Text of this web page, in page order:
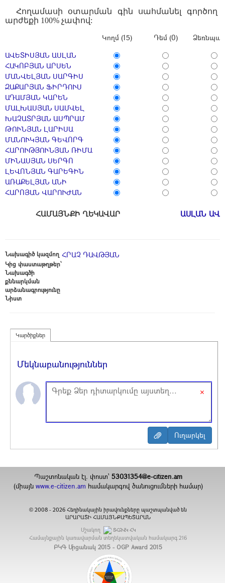
Հողամասի օտարման գին սահմանել գործող
արժեքի 100% չափով:
Կողմ (15) Դեմ (0)
ԱՎԵՏԻՍՅԱՆ ԱՍԼԱՆ
ՀԱԿՈԲՅԱՆ ԱՐՍԵՆ
ՄԱՆՎԵԼՅԱՆ ՍԱՐԳԻՍ
ԶԱՔԱՐՅԱՆ ՖԻՐԴՈՒՍ
ԱԴԱՄՅԱՆ ԿԱՐԵՆ
ՄԱԼԽԱՍՅԱՆ ՍԱՄՎԵԼ
ԽԱՉԱՏՐՅԱՆ ԱՍՊՐԱՄ
ԹՈՒՆՅԱՆ ԼԱՐԻՍԱ
ՄԱՆՈՒԿՅԱՆ ԳԵՎՈՐԳ
ՀԱՐՈՒԹՅՈՒՆՅԱՆ ՌԻՄԱ
ՄԻՆԱՍՅԱՆ ՍԵՐԳՈ
ԼԵՎՈՆՅԱՆ ԳԱՐԵԳԻՆ
ԱՌԱՔԵԼՅԱՆ ԱՆԻ
ՀԱՐՈՅԱՆ ՎԱՐՈՒԺԱՆ
ՀԱՄԱՅՆՔԻ ՂԵԿԱՎԱՐ ԱՍԼԱՆ
Նախագիծ կազմող ՀՐԱՉ ԴԱՎԹՅԱՆ
Կից փաստաթղթեր՝
Նախագծի
քննարկման
արձանագրությունը
Նիստ
Կարծիքներ
Մեկնաբանություններ
×
Պաշտոնական էլ. փոստ` 53031354@e-citizen.am
(միայն www.e-citizen.am համակարգով ծանուցումների համար)
© 2008 -2026 Հեղինակային իրավունքները պաշտպանված են
ԱՐԱՐԱՏԻ ՀԱՄԱՅՆՔԱՊԵՏԱՐԱՆ
Մշակող
ՏՀԶՎԿ ՀԿ
Համայնքային կառավարման տեղեկատվական համակարգ 216
ԲԿԳ Մրցանակ 2015 - OGP Award 2015